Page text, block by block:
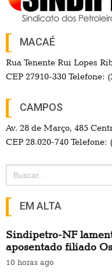
MACAÉ
Rua Tenente Rui Lopes
CEP 27910-330 Telefone:
CAMPOS
Av. 28 de Março, 485
CEP 28.020-740 Telefone:
Search
for:
EM ALTA
Sindipetro-NF
aposentado filiado
10 horas ago